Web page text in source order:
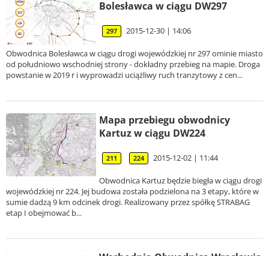
Bolesławca w ciągu DW297
297 2015-12-30 | 14:06
Obwodnica Bolesławca w ciągu drogi wojewódzkiej nr 297 ominie miasto
od południowo wschodniej strony - dokładny przebieg na mapie. Droga
powstanie w 2019 r i wyprowadzi uciążliwy ruch tranzytowy z cen...
Mapa przebiegu obwodnicy
Kartuz w ciągu DW224
211 224 2015-12-02 | 11:44
Obwodnica Kartuz będzie biegła w ciągu drogi
wojewódzkiej nr 224. Jej budowa została podzielona na 3 etapy, które w
sumie dadzą 9 km odcinek drogi. Realizowany przez spółkę STRABAG
etap I obejmować b...